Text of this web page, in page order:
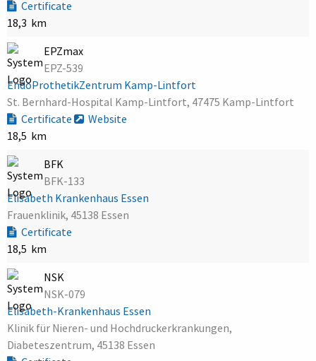
Certificate
18,3 km
EPZmax
EPZ-539
EndoProthetikZentrum Kamp-Lintfort
St. Bernhard-Hospital Kamp-Lintfort, 47475 Kamp-Lintfort
Certificate
Website
18,5 km
BFK
BFK-133
Elisabeth Krankenhaus Essen
Frauenklinik, 45138 Essen
Certificate
18,5 km
NSK
NSK-079
Elisabeth-Krankenhaus Essen
Klinik für Nieren- und Hochdruckerkrankungen,
Diabeteszentrum, 45138 Essen